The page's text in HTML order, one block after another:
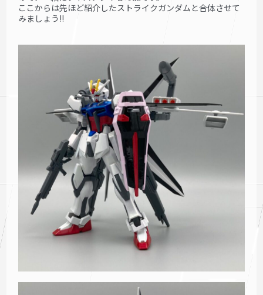
ここからは先ほど紹介したストライクガンダムと合体させて
みましょう!!